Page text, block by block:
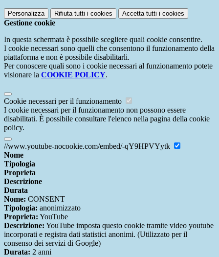
Personalizza Rifiuta tutti i cookies Accetta tutti i cookies
Gestione cookie
In questa schermata è possibile scegliere quali cookie consentire.
I cookie necessari sono quelli che consentono il funzionamento della
piattaforma e non è possibile disabilitarli.
Per conoscere quali sono i cookie necessari al funzionamento potete
visionare la COOKIE POLICY.
Cookie necessari per il funzionamento
I cookie necessari per il funzionamento non possono essere
disabilitati. È possibile consultare l'elenco nella pagina della cookie
policy.
//www.youtube-nocookie.com/embed/-qY9HPVYytk
Nome
Tipologia
Proprieta
Descrizione
Durata
Nome: CONSENT
Tipologia: anonimizzato
Proprieta: YouTube
Descrizione: YouTube imposta questo cookie tramite video youtube
incorporati e registra dati statistici anonimi. (Utilizzato per il
consenso dei servizi di Google)
Durata: 2 anni